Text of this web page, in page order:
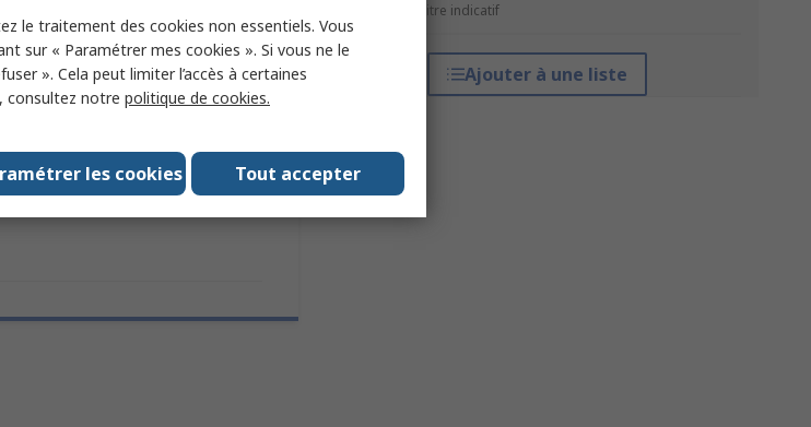
*Prix donné à titre indicatif
Ajouter à une liste
courant continu / c.a.
Compliant
le traitement des cookies non essentiels. Vous
sur « Paramétrer mes cookies ». Si vous ne le
». Cela peut limiter l’accès à certaines
consultez notre politique de cookies.
Tout accepter
les cookies